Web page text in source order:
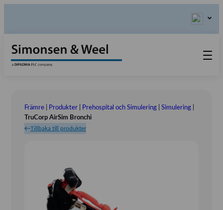
Kontakta oss
Våra värderingar
Om oss
Utställningar
Främre| Produkter| Prehospital och Simulering| Simulering|
TruCorp AirSim Bronchi
Tillbaka till produkter